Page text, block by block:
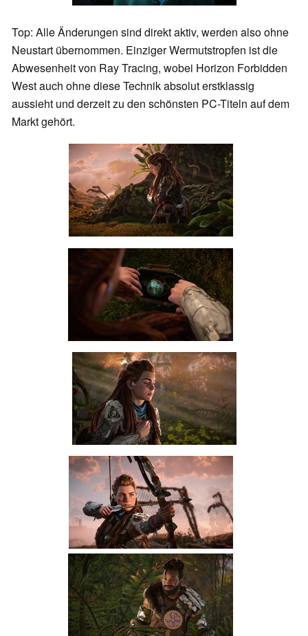
Top: Alle Änderungen sind direkt aktiv, werden also ohne
Neustart übernommen. Einziger Wermutstropfen ist die
Abwesenheit von Ray Tracing, wobei Horizon Forbidden
West auch ohne diese Technik absolut erstklassig
aussieht und derzeit zu den schönsten PC-Titeln auf dem
Markt gehört.